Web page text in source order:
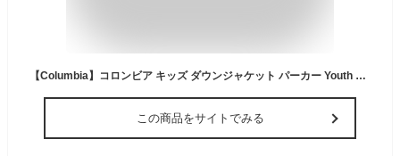
【Columbia】コロンビア キッズ ダウンジャケット パーカー Youth Tumble Rock Down Hooded Jacket アウター 450フィル 軽量 防寒 撥水 USAモデル 子供用 2010011
この商品をサイトでみる